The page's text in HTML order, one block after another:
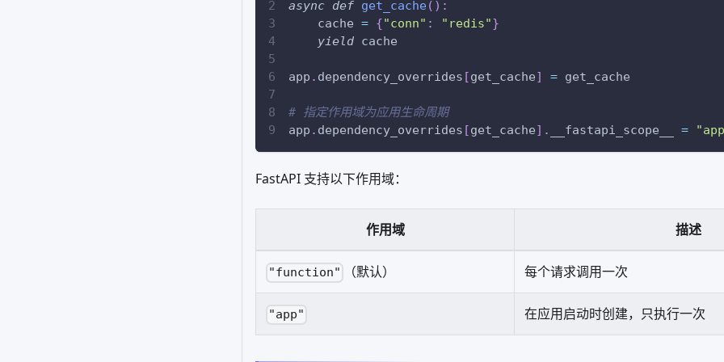
async def get_cache( ) :
    cache
= {"conn" : "redis"}
yield cache
app . dependency_overrides [get_cache] = get_cache
# 指定作用域为应用生命周期
app . dependency_overrides [get_cache] . __fastapi_scope__ =
FastAPI 支持以下作用域：
作用域 描述
"function" （默认） 每个请求调用一次
"app" 在应用启动时创建，只执行一次